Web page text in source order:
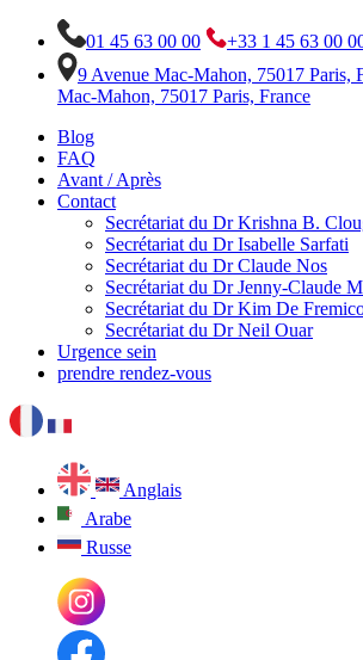
01 45 63 00 00
+33 1 45 63 00
9 Avenue Mac-Mahon, 75017 Paris,
Mac-Mahon, 75017 Paris, France
Blog
FAQ
Avant / Après
Contact
Secrétariat du Dr Krishna B.
Secrétariat du Dr Isabelle Sarfati
Secrétariat du Dr Claude Nos
Secrétariat du Dr Jenny-Claude
Secrétariat du Dr Kim De
Secrétariat du Dr Neil Ouar
Urgence sein
prendre rendez-vous
Anglais
Arabe
Russe